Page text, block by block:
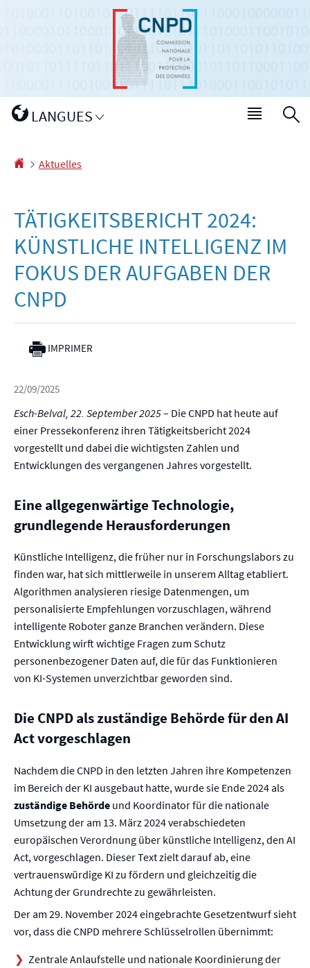
Changer
LANGUES
Haupt-
Startseite
Aktuelles
TÄTIGKEITSBERICHT 2024:
KÜNSTLICHE INTELLIGENZ IM
FOKUS DER AUFGABEN DER
CNPD
IMPRIMER
22/09/2025
Esch-Belval, 22. September 2025– Die CNPD hat heute auf
einer Pressekonferenz ihren Tätigkeitsbericht 2024
vorgestellt und dabei die wichtigsten Zahlen und
Entwicklungen des vergangenen Jahres vorgestellt.
Eine allgegenwärtige Technologie,
grundlegende Herausforderungen
Künstliche Intelligenz, die früher nur in Forschungslabors zu
finden war, hat sich mittlerweile in unserem Alltag etabliert.
Algorithmen analysieren riesige Datenmengen, um
personalisierte Empfehlungen vorzuschlagen, während
intelligente Roboter ganze Branchen verändern. Diese
Entwicklung wirft wichtige Fragen zum Schutz
personenbezogener Daten auf, die für das Funktionieren
von KI-Systemen unverzichtbar geworden sind.
Die CNPD als zuständige Behörde für den AI
Act vorgeschlagen
Nachdem die CNPD in den letzten Jahren ihre Kompetenzen
im Bereich der KI ausgebaut hatte, wurde sie Ende 2024 als
zuständige Behörde und Koordinator für die nationale
Umsetzung der am 13. März 2024 verabschiedeten
europäischen Verordnung über künstliche Intelligenz, den AI
Act, vorgeschlagen. Dieser Text zielt darauf ab, eine
vertrauenswürdige KI zu fördern und gleichzeitig die
Achtung der Grundrechte zu gewährleisten.
Der am 29. November 2024 eingebrachte Gesetzentwurf sieht
vor, dass die CNPD mehrere Schlüsselrollen übernimmt:
Zentrale Anlaufstelle und nationale Koordinierung der